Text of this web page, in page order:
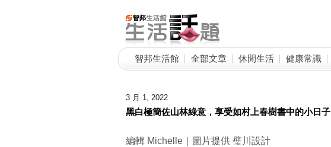
智邦生活館 全部文章 休閒生活 健康常識
3 月 1, 2022
黑白極簡佐山林綠意，享受如村上春樹書中的小日子
編輯 Michelle｜圖片提供 璧川設計